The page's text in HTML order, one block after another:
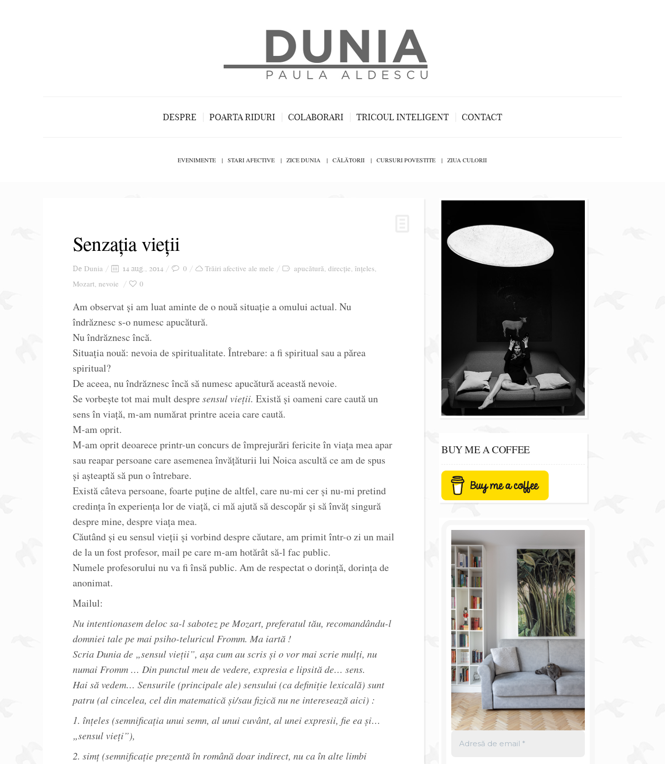
DESPRE POARTA RIDURI COLABORARI TRICOUL INTELIGENT CONTACT
EVENIMENTE STARI AFECTIVE ZICE DUNIA CĂLĂTORII CURSURI POVESTITE ZIUA CULORII
Senzația vieții
De Dunia 14 aug., 2014 0 Trăiri afective ale mele apucătură, direcție, înțeles,
Mozart, nevoie 0
Am observat și am luat aminte de o nouă situație a omului actual. Nu
îndrăznesc s-o numesc apucătură.
Nu îndrăznesc încă.
Situația nouă: nevoia de spiritualitate. Întrebare: a fi spiritual sau a părea
spiritual?
De aceea, nu îndrăznesc încă să numesc apucătură această nevoie.
Se vorbește tot mai mult despre sensul vieții. Există și oameni care caută un
sens în viață, m-am numărat printre aceia care caută.
M-am oprit.
M-am oprit deoarece printr-un concurs de împrejurări fericite în viața mea apar
sau reapar persoane care asemenea învățăturii lui Noica ascultă ce am de spus
și așteaptă să pun o întrebare.
Există câteva persoane, foarte puține de altfel, care nu-mi cer și nu-mi pretind
credința în experiența lor de viață, ci mă ajută să descopăr și să învăț singură
despre mine, despre viața mea.
Căutând și eu sensul vieții și vorbind despre căutare, am primit într-o zi un mail
de la un fost profesor, mail pe care m-am hotărât să-l fac public.
Numele profesorului nu va fi însă public. Am de respectat o dorință, dorința de
anonimat.
Mailul:
Nu intentionasem deloc sa-l sabotez pe Mozart, preferatul tău, recomandându-l
domniei tale pe mai psiho-teluricul Fromm. Ma iartă !
Scria Dunia de „sensul vieții”, așa cum au scris și o vor mai scrie mulți, nu
numai Fromm … Din punctul meu de vedere, expresia e lipsită de… sens.
Hai să vedem… Sensurile (principale ale) sensului (ca definiție lexicală) sunt
patru (al cincelea, cel din matematică și/sau fizică nu ne interesează aici) :
1. înțeles (semnificația unui semn, al unui cuvânt, al unei expresii, fie ea și…
„sensul vieți”),
2. simț (semnificație prezentă în română doar indirect, nu ca în alte limbi
BUY ME A COFFEE